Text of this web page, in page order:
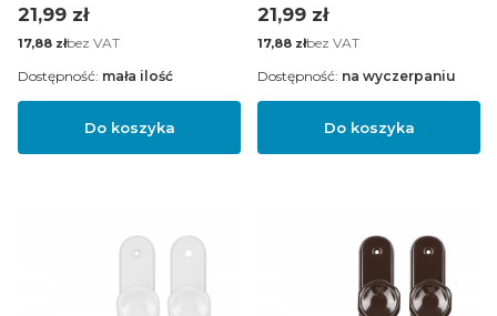
Cena
21,99 zł
Cena
17,88 złbez VAT
Do koszyka
Dostępność: mała ilość
Cena
21,99 zł
Cena
17,88 złbez VAT
Do koszyka
Dostępność: na wyczerpaniu